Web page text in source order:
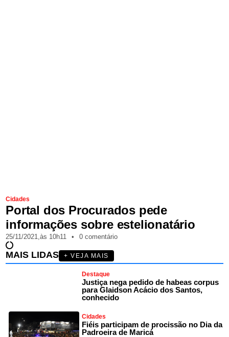
Cidades
Portal dos Procurados pede
informações sobre estelionatário
25/11/2021,às 10h11 • 0 comentário
MAIS LIDAS + VEJA MAIS
Destaque
Justiça nega pedido de habeas corpus
para Glaidson Acácio dos Santos,
conhecido
Cidades
Fiéis participam de procissão no Dia da
Padroeira de Maricá